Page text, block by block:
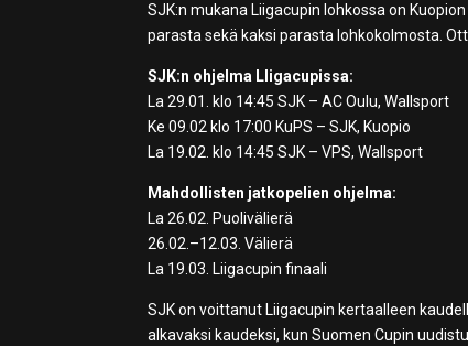
SJK:n mukana Liigacupin lohkossa on
parasta sekä kaksi parasta lohkokolmosta.
SJK:n ohjelma LIigacupissa:
La 29.01. klo 14:45 SJK – AC Oulu, Wallsport
Ke 09.02 klo 17:00 KuPS – SJK, Kuopio
La 19.02. klo 14:45 SJK – VPS, Wallsport
Mahdollisten jatkopelien ohjelma:
La 26.02. Puolivälierä
26.02.–12.03. Välierä
La 19.03. Liigacupin finaali
SJK on voittanut Liigacupin kertaalleen
alkavaksi kaudeksi, kun Suomen Cupin